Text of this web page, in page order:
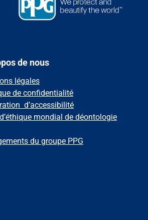
de nous
légales
de confidentialité
d’accessibilité
mondial de déontologie
du groupe PPG